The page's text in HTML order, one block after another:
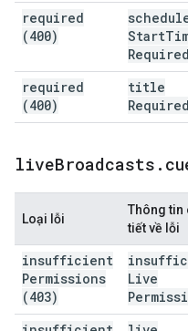
required
(400)
Start
Required
required
(400)
title
Required
liveBroadcasts .
Loại lỗi
Thông tin
tiết về lỗi
insufficient
Permissions
(403)
Live